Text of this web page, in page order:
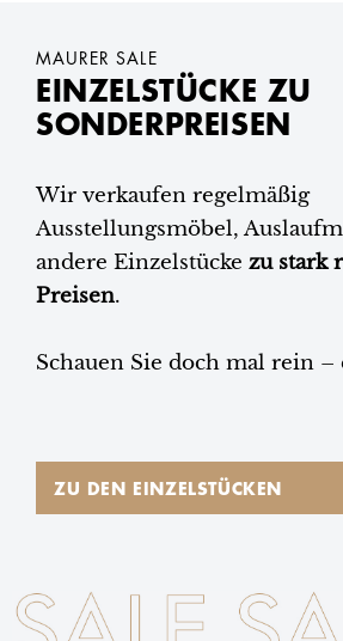
MAURER SALE
EINZELSTÜCKE ZU
SONDERPREISEN
Wir verkaufen regelmäßig
Ausstellungsmöbel,
andere Einzelstücke zu stark
Preisen.
Schauen Sie doch mal rein –
ZU DEN EINZELSTÜCKEN